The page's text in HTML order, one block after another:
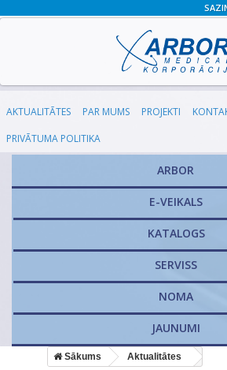
AKTUALITĀTES PAR MUMS PROJEKTI
PRIVĀTUMA POLITIKA
ARBOR
E-VEIKALS
KATALOGS
​SERVISS
NOMA
JAUNUMI
Sākums Aktualitātes